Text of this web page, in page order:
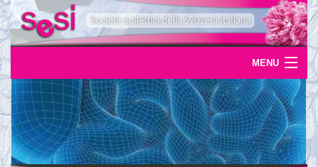
MENU
Home
Uscite
Eventi